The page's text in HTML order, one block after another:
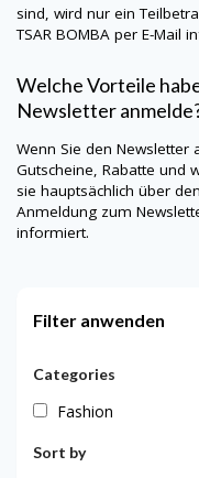
sind, wird nur ein
TSAR BOMBA per E-Mail
Welche Vorteile
Newsletter
Wenn Sie den Newsletter
Gutscheine, Rabatte und
sie hauptsächlich über
Anmeldung zum
informiert.
Filter anwenden
Categories
Fashion
Sort by